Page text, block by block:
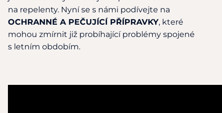
na repelenty. Nyní se s námi podívejte na
OCHRANNÉ A PEČUJÍCÍ PŘÍPRAVKY, které
mohou zmírnit již probíhající problémy spojené
s letním obdobím.